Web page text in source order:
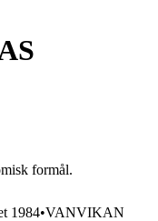
formål.
1984•VANVIKAN